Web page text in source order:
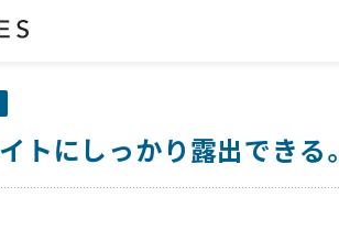
トにしっかり露出でき